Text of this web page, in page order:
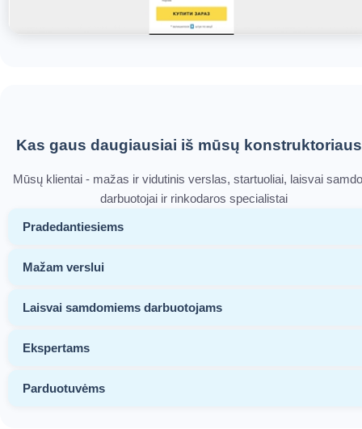
Kas gaus daugiausiai iš mūsų
Mūsų klientai - mažas ir vidutinis verslas, startuoliai, laisvai
darbuotojai ir rinkodaros specialistai
Pradedantiesiems
Mažam verslui
Laisvai samdomiems darbuotojams
Ekspertams
Parduotuvėms